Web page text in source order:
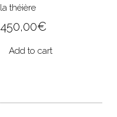
la théière
450,00€
Add to cart